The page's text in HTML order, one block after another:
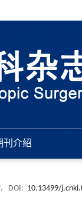
刊介绍
DOI: 10.13499/